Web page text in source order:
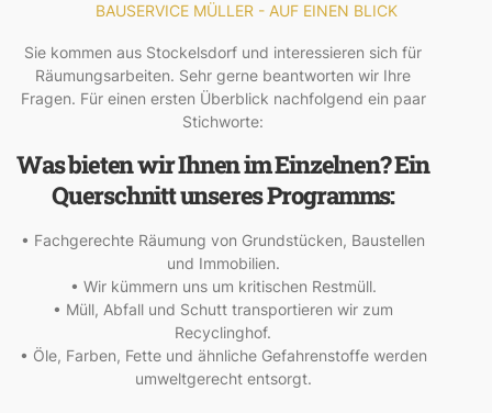
BAUSERVICE MÜLLER - AUF EINEN BLICK
Sie kommen aus Stockelsdorf und interessieren sich für
Räumungsarbeiten. Sehr gerne beantworten wir Ihre
Fragen. Für einen ersten Überblick nachfolgend ein paar
Stichworte:
Was bieten wir Ihnen im Einzelnen? Ein
Querschnitt unseres Programms:
• Fachgerechte Räumung von Grundstücken, Baustellen
und Immobilien.
• Wir kümmern uns um kritischen Restmüll.
• Müll, Abfall und Schutt transportieren wir zum
Recyclinghof.
• Öle, Farben, Fette und ähnliche Gefahrenstoffe werden
umweltgerecht entsorgt.